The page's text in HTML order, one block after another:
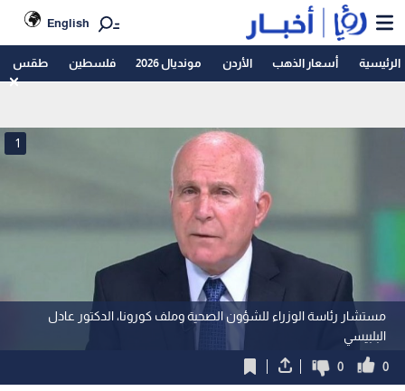
English
الرئيسية أسعار الذهب الأردن مونديال 2026 فلسطين طقس
مستشار رئاسة الوزراء للشؤون الصحية وملف كورونا، الدكتور عادل
البلبيسي
1
0
0